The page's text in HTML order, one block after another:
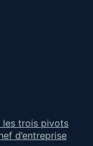
les trois pivots
d’entreprise